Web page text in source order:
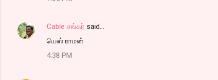
Cable சங்கர் said…
யெஸ் ராமன்
4:38 PM